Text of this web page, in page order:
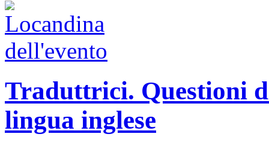
Traduttrici. Questioni
lingua inglese